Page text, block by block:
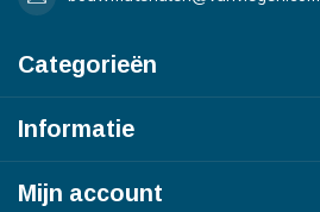
Categorieën
Informatie
Mijn account